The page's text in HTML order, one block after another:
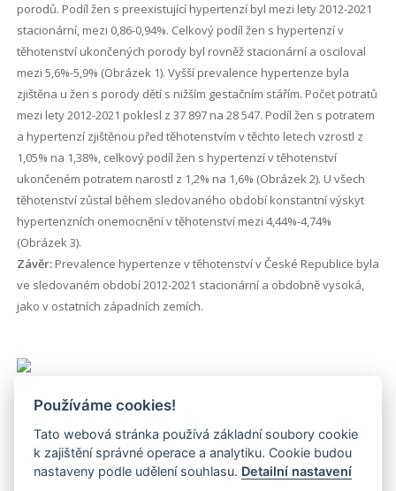
porodů. Podíl žen s preexistující hypertenzí byl mezi lety 2012-2021
stacionární, mezi 0,86-0,94%. Celkový podíl žen s hypertenzí v
těhotenství ukončených porody byl rovněž stacionární a osciloval
mezi 5,6%-5,9% (Obrázek 1). Vyšší prevalence hypertenze byla
zjištěna u žen s porody dětí s nižším gestačním stářím. Počet potratů
mezi lety 2012-2021 poklesl z 37 897 na 28 547. Podíl žen s potratem
a hypertenzí zjištěnou před těhotenstvím v těchto letech vzrostl z
1,05% na 1,38%, celkový podíl žen s hypertenzí v těhotenství
ukončeném potratem narostl z 1,2% na 1,6% (Obrázek 2). U všech
těhotenství zůstal během sledovaného období konstantní výskyt
hypertenzních onemocnění v těhotenství mezi 4,44%-4,74%
(Obrázek 3).
Závěr: Prevalence hypertenze v těhotenství v České Republice byla
ve sledovaném období 2012-2021 stacionární a obdobně vysoká,
jako v ostatních západních zemích.
Používáme cookies!
Tato webová stránka používá základní soubory cookie
k zajištění správné operace a analytiku. Cookie budou
nastaveny podle udělení souhlasu. Detailní nastavení